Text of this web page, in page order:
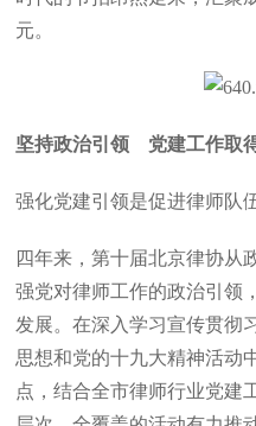
元。
坚持政治引领 党建工作取
强化党建引领是促进律师队
四年来，第十届北京律协从
强党对律师工作的政治引领
发展。在深入学习宣传贯彻
思想和党的十九大精神活动
点，结合全市律师行业党建